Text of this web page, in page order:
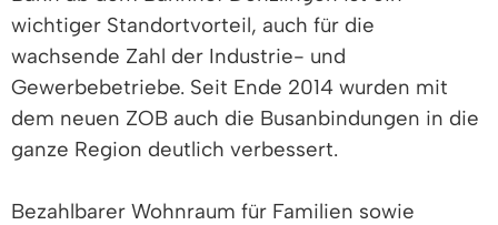
wichtiger Standortvorteil, auch für die
wachsende Zahl der Industrie- und
Gewerbebetriebe. Seit Ende 2014 wurden mit
dem neuen ZOB auch die Busanbindungen in die
ganze Region deutlich verbessert.
Bezahlbarer Wohnraum für Familien sowie